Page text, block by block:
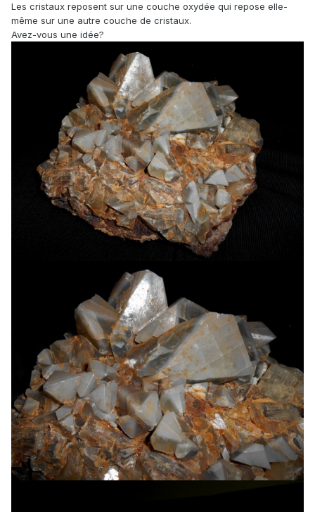
Les cristaux reposent sur une couche oxydée qui repose elle-
même sur une autre couche de cristaux.
Avez-vous une idée?